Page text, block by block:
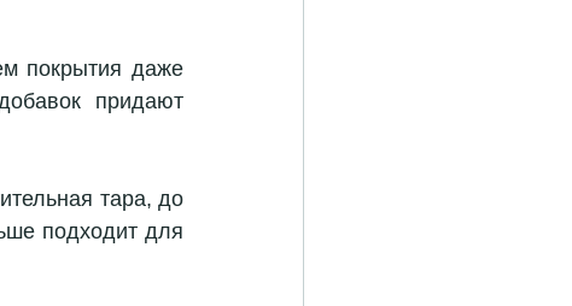
покрытия даже
придают
тара, до
подходит для